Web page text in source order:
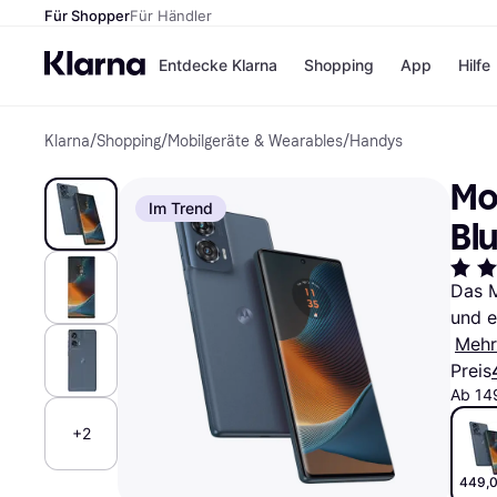
Für ShopperFür Händler
Entdecke Klarna
Zahlungsmethoden
Bezahle in bis zu 30
Tagen
Ratenzahlung
Shopping
eBay
Temu
SHEIN
Alle Shops
App Hilfe
Klarna/Shopping/Mobilgeräte & Wearables/Handys
Im Trend
+2
Das
und
Preis
Ab